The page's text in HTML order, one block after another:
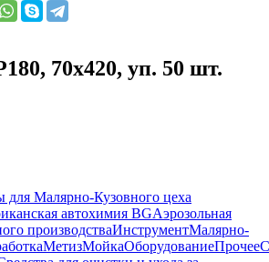
70х420, уп. 50 шт.
для Малярно-Кузовного цеха
автохимия BGАэрозольная
производстваИнструментМалярно-
МетизМойкаОборудованиеПрочее